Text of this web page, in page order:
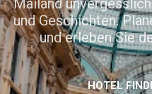
Mailand
und Geschichten.
und erleben Sie
HOTEL